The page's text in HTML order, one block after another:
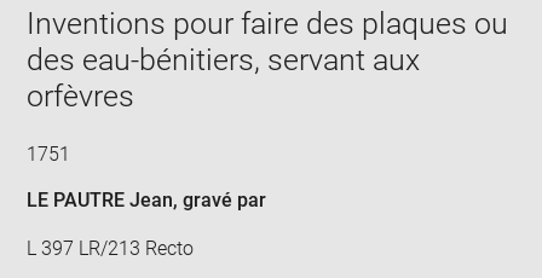
window
Inventions pour faire des plaques ou
des eau-bénitiers, servant aux
orfèvres
1751
LE PAUTRE Jean, gravé par
L 397 LR/213 Recto